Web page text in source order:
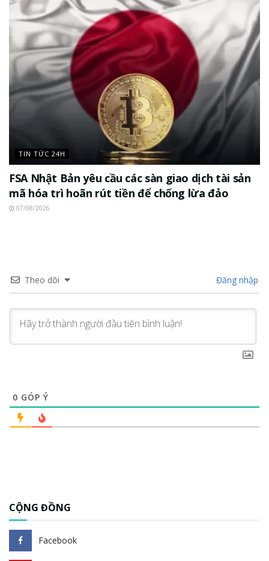
TIN TỨC 24H
FSA Nhật Bản yêu cầu các sàn giao dịch tài sản
mã hóa trì hoãn rút tiền để chống lừa đảo
07/08/2026
Theo dõi Đăng nhập
0 GÓP Ý
CỘNG ĐỒNG
Facebook